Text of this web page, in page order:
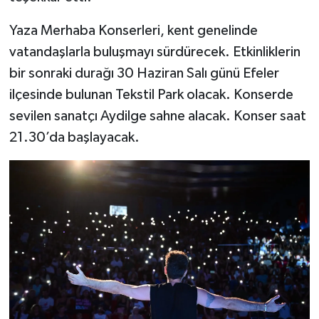
Yaza Merhaba Konserleri, kent genelinde
vatandaşlarla buluşmayı sürdürecek. Etkinliklerin
bir sonraki durağı 30 Haziran Salı günü Efeler
ilçesinde bulunan Tekstil Park olacak. Konserde
sevilen sanatçı Aydilge sahne alacak. Konser saat
21.30’da başlayacak.
YURT